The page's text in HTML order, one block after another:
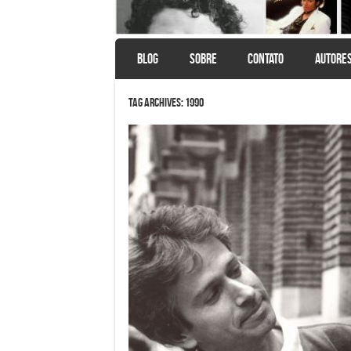
Menu
SKIP TO CONTENT
BLOG SOBRE CONTATO
Tag Archives:1990